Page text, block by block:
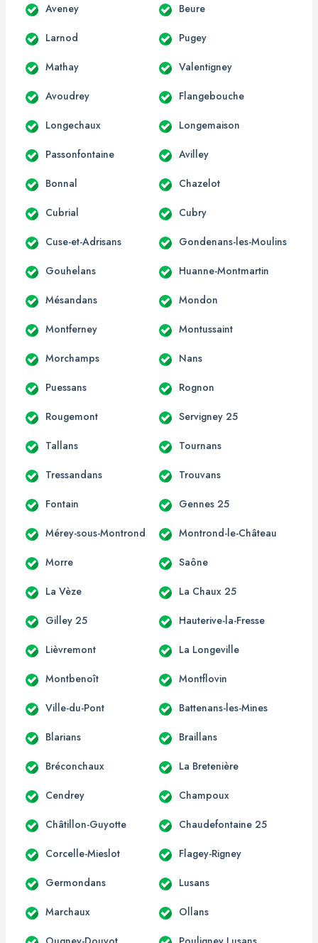
Aveney Beure
Larnod Pugey
Mathay Valentigney
Avoudrey Flangebouche
Longechaux Longemaison
Passonfontaine Avilley
Bonnal Chazelot
Cubrial Cubry
Cuse-et-Adrisans Gondenans-les-Moulins
Gouhelans Huanne-Montmartin
Mésandans Mondon
Montferney Montussaint
Morchamps Nans
Puessans Rognon
Rougemont Servigney 25
Tallans Tournans
Tressandans Trouvans
Fontain Gennes 25
Mérey-sous-Montrond Montrond-le-Château
Morre Saône
La Vèze La Chaux 25
Gilley 25 Hauterive-la-Fresse
Lièvremont La Longeville
Montbenoît Montflovin
Ville-du-Pont Battenans-les-Mines
Blarians Braillans
Bréconchaux La Bretenière
Cendrey Champoux
Châtillon-Guyotte Chaudefontaine 25
Corcelle-Mieslot Flagey-Rigney
Germondans Lusans
Marchaux Ollans